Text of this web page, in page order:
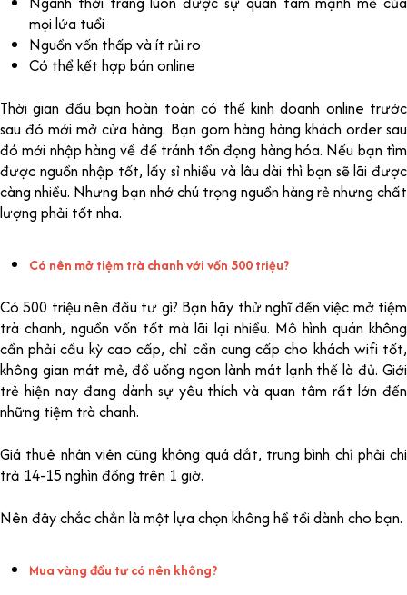
mọi lứa tuổi
Nguồn vốn thấp và ít rủi ro
Có thể kết hợp bán online
Thời gian đầu bạn hoàn toàn có thể kinh doanh online trước
sau đó mới mở cửa hàng. Bạn gom hàng hàng khách order sau
đó mới nhập hàng về để tránh tồn đọng hàng hóa. Nếu bạn tìm
được nguồn nhập tốt, lấy sỉ nhiều và lâu dài thì bạn sẽ lãi được
càng nhiều. Nhưng bạn nhớ chú trọng nguồn hàng rẻ nhưng chất
lượng phải tốt nha.
Có nên mở tiệm trà chanh với vốn 500 triệu?
Có 500 triệu nên đầu tư gì? Bạn hãy thử nghĩ đến việc mở tiệm
trà chanh, nguồn vốn tốt mà lãi lại nhiều. Mô hình quán không
cần phải cầu kỳ cao cấp, chỉ cần cung cấp cho khách wifi tốt,
không gian mát mẻ, đồ uống ngon lành mát lạnh thế là đủ. Giới
trẻ hiện nay đang dành sự yêu thích và quan tâm rất lớn đến
những tiệm trà chanh.
Giá thuê nhân viên cũng không quá đắt, trung bình chỉ phải chi
trả 14-15 nghìn đồng trên 1 giờ.
Nên đây chắc chắn là một lựa chọn không hề tồi dành cho bạn.
Mua vàng đầu tư có nên không?